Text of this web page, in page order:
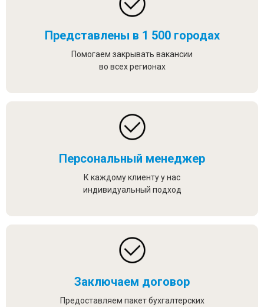
Представлены в 1 500 городах
Помогаем закрывать вакансии
во всех регионах
Персональный менеджер
К каждому клиенту у нас
индивидуальный подход
Заключаем договор
Предоставляем пакет бухгалтерских